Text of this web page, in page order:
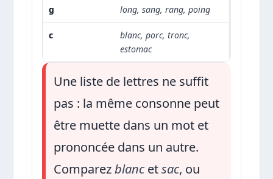
g long, sang, rang, poing
c
blanc, porc, tronc,
estomac
Une liste de lettres ne suffit
pas : la même consonne peut
être muette dans un mot et
prononcée dans un autre.
Comparezblanc etsac, ou